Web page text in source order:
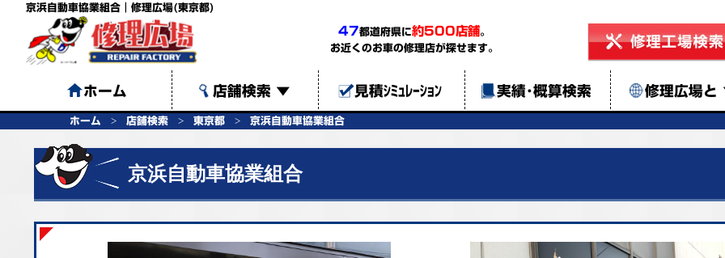
京浜自動車協業組合｜修理広場(東京都)
47都道府県に約500店舗。
お近くのお車の修理店が探せます。
ホーム 店舗検索 ▼ 見積ｼﾐｭﾚｰｼｮﾝ 実績･概算検索 修理広場と
ホーム 店舗検索 東京都 京浜自動車協業組合
京浜自動車協業組合